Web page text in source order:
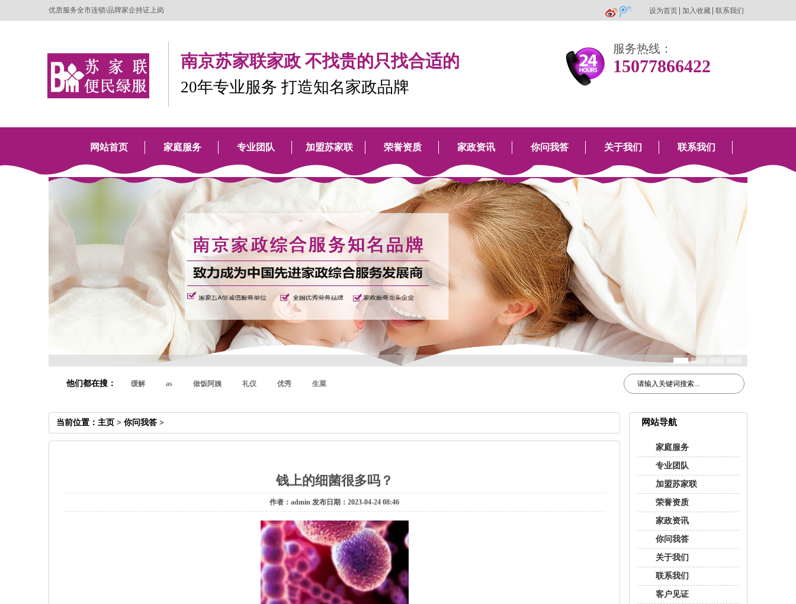
优质服务全市连锁/品牌家企持证上岗 设为首页 加入收藏 联系我们
南京苏家联家政 不找贵的只找合适的
20年专业服务 打造知名家政品牌
服务热线：
15077866422
网站首页 家庭服务 专业团队 加盟苏家联 荣誉资质 家政资讯 你问我答 关于我们 联系我们
他们都在搜： 缓解 as 做饭阿姨 礼仪 优秀 生菜
网站导航
家庭服务
专业团队
加盟苏家联
荣誉资质
家政资讯
你问我答
关于我们
联系我们
客户见证
当前位置： 主页 > 你问我答 >
钱上的细菌很多吗？
作者：admin 发布日期：2023-04-24 08:46